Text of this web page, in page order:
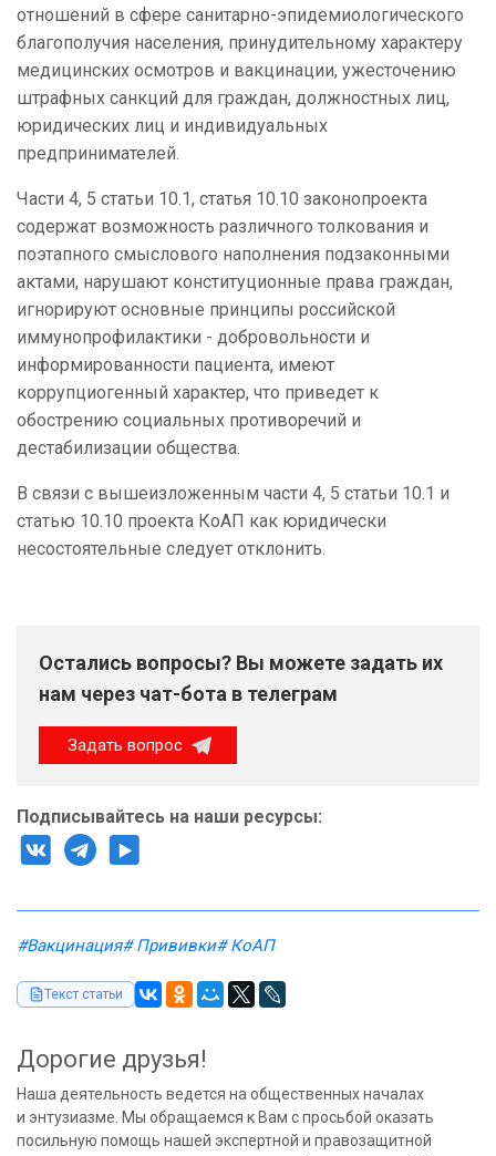
отношений в сфере санитарно-эпидемиологического
благополучия населения, принудительному характеру
медицинских осмотров и вакцинации, ужесточению
штрафных санкций для граждан, должностных лиц,
юридических лиц и индивидуальных
предпринимателей.
Части 4, 5 статьи 10.1, статья 10.10 законопроекта
содержат возможность различного толкования и
поэтапного смыслового наполнения подзаконными
актами, нарушают конституционные права граждан,
игнорируют основные принципы российской
иммунопрофилактики - добровольности и
информированности пациента, имеют
коррупциогенный характер, что приведет к
обострению социальных противоречий и
дестабилизации общества.
В связи с вышеизложенным части 4, 5 статьи 10.1 и
статью 10.10 проекта КоАП как юридически
несостоятельные следует отклонить.
Остались вопросы? Вы можете задать их
нам через чат-бота в телеграм
Задать вопрос
Подписывайтесь на наши ресурсы:
#Вакцинация# Прививки# КоАП
Текст статьи
Дорогие друзья!
Наша деятельность ведется на общественных началах
и энтузиазме. Мы обращаемся к Вам с просьбой оказать
посильную помощь нашей экспертной и правозащитной